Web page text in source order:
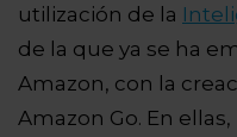
utilización de la
de la que ya se ha
Amazon, con la
Amazon Go. En